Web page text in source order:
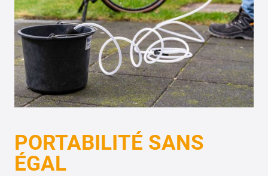
PORTABILITÉ SANS
ÉGAL